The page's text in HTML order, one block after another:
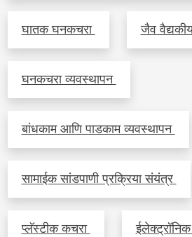
घातक घनकचरा जैव
घनकचरा व्यवस्थापन
बांधकाम आणि पाडकाम व्यवस्थापन
सामाईक सांडपाणी प्रक्रिया संयंत्र
प्लॅस्टीक कचरा